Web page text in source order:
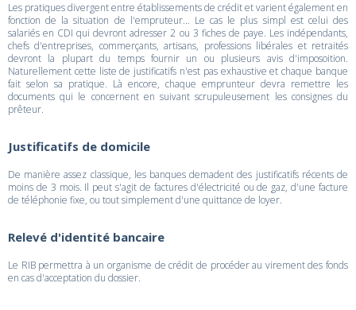
Les pratiques divergent entre établissements de crédit et varient également en
fonction de la situation de l'empruteur... Le cas le plus simpl est celui des
salariés en CDI qui devront adresser 2 ou 3 fiches de paye. Les indépendants,
chefs d'entreprises, commerçants, artisans, professions libérales et retraités
devront la plupart du temps fournir un ou plusieurs avis d'imposoition.
Naturellement cette liste de justificatifs n'est pas exhaustive et chaque banque
fait selon sa pratique. Là encore, chaque emprunteur devra remettre les
documents qui le concernent en suivant scrupuleusement les consignes du
prêteur.
Justificatifs de domicile
De manière assez classique, les banques demadent des justificatifs récents de
moins de 3 mois. Il peut s'agit de factures d'électricité ou de gaz, d'une facture
de téléphonie fixe, ou tout simplement d'une quittance de loyer.
Relevé d'identité bancaire
Le RIB permettra à un organisme de crédit de procéder au virement des fonds
en cas d'acceptation du dossier.